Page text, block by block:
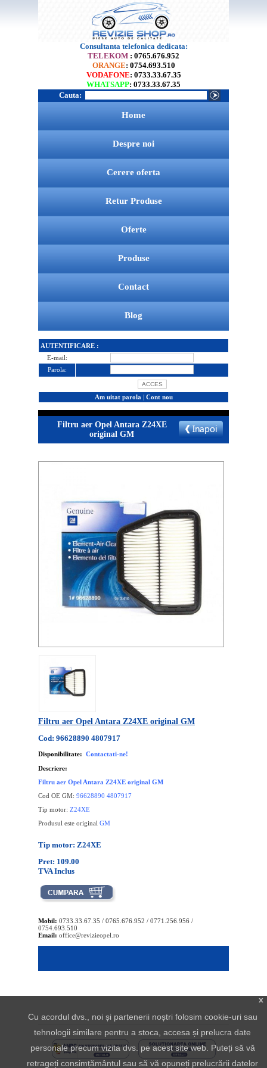
Consultanta telefonica dedicata:
TELEKOM : 0765.676.952
ORANGE: 0754.693.510
VODAFONE: 0733.33.67.35
WHATSAPP: 0733.33.67.35
Cauta:
Home
Despre noi
Cerere oferta
Retur Produse
Oferte
Produse
Contact
Blog
AUTENTIFICARE :
E-mail:
Parola:
Am uitat parola | Cont nou
Filtru aer Opel Antara Z24XE
original GM
Filtru aer Opel Antara Z24XE original GM
Cod: 96628890 4807917
Disponibilitate: Contactati-ne!
Descriere:
Filtru aer Opel Antara Z24XE original GM
Cod OE GM: 96628890 4807917
Tip motor: Z24XE
Produsul este original GM
Tip motor: Z24XE
Pret: 109.00
TVA Inclus
Mobil: 0733.33.67.35 / 0765.676.952 / 0771.256.956 /
0754.693.510
Email: office@revizieopel.ro
x
Cu acordul dvs., noi și partenerii noștri folosim cookie-uri sau
tehnologii similare pentru a stoca, accesa și prelucra date
personale precum vizita dvs. pe acest site web. Puteți să vă
retrageți consimțământul sau să vă opuneți prelucrării datelor